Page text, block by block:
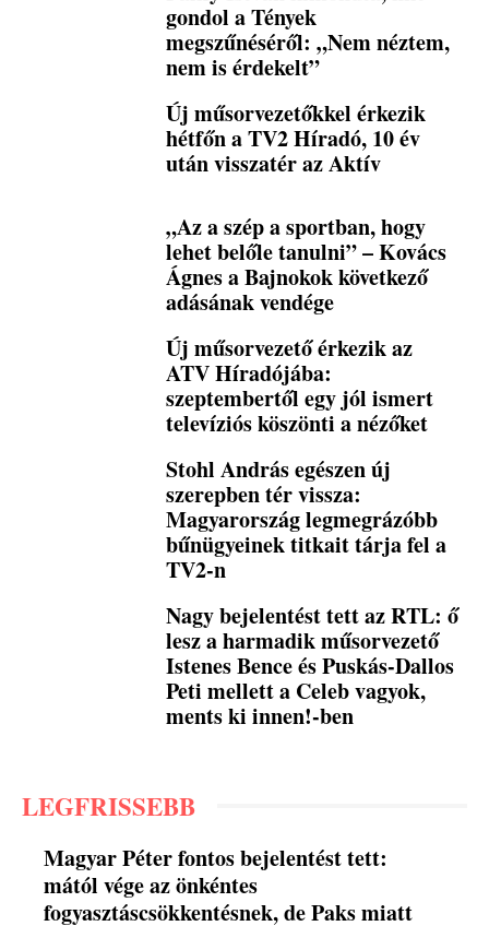
gondol a Tények
megszűnéséről: „Nem néztem,
nem is érdekelt”
Új műsorvezetőkkel érkezik
hétfőn a TV2 Híradó, 10 év
után visszatér az Aktív
„Az a szép a sportban, hogy
lehet belőle tanulni” – Kovács
Ágnes a Bajnokok következő
adásának vendége
Új műsorvezető érkezik az
ATV Híradójába:
szeptembertől egy jól ismert
televíziós köszönti a nézőket
Stohl András egészen új
szerepben tér vissza:
Magyarország legmegrázóbb
bűnügyeinek titkait tárja fel a
TV2-n
Nagy bejelentést tett az RTL: ő
lesz a harmadik műsorvezető
Istenes Bence és Puskás-Dallos
Peti mellett a Celeb vagyok,
ments ki innen!-ben
LEGFRISSEBB
Magyar Péter fontos bejelentést tett:
mától vége az önkéntes
fogyasztáscsökkentésnek, de Paks miatt